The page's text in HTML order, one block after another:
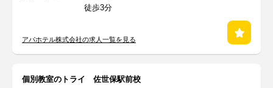
徒歩3分
アパホテル株式会社の求人一覧を見る
個別教室のトライ 佐世保駅前校